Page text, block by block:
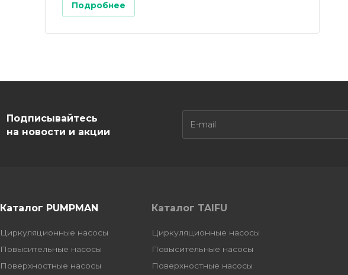
Подробнее
Подписывайтесь
на новости и акции
Каталог PUMPMAN
Циркуляционные насосы
Повысительные насосы
Поверхностные насосы
Каталог TAIFU
Циркуляционные насосы
Повысительные насосы
Поверхностные насосы